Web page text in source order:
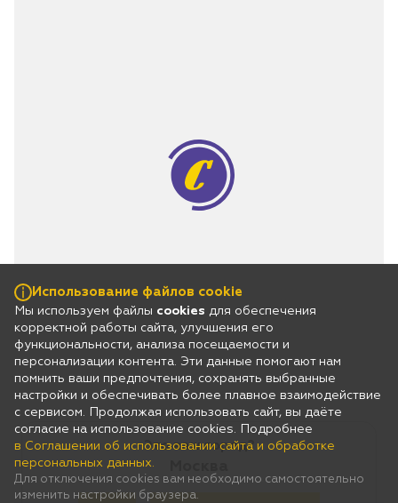
Это ваш город?
Использование файлов cookie
Мы используем файлы cookies для обеспечения
корректной работы сайта, улучшения его
функциональности, анализа посещаемости и
персонализации контента. Эти данные помогают нам
помнить ваши предпочтения, сохранять выбранные
настройки и обеспечивать более плавное взаимодействие
с сервисом. Продолжая использовать сайт, вы даёте
согласие на использование cookies. Подробнее
в Соглашении об использовании сайта и обработке
персональных данных.
Для отключения cookies вам необходимо самостоятельно
изменить настройки браузера.